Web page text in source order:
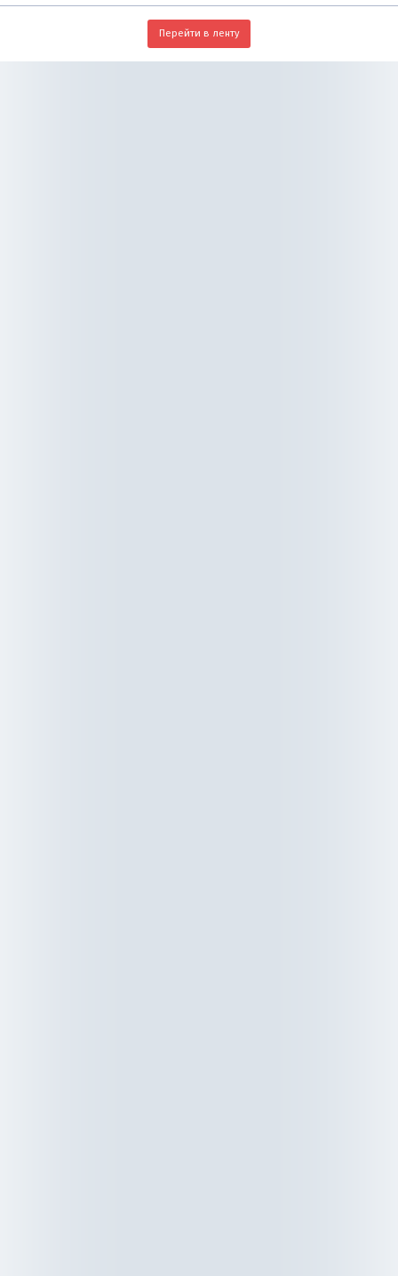
Перейти в ленту